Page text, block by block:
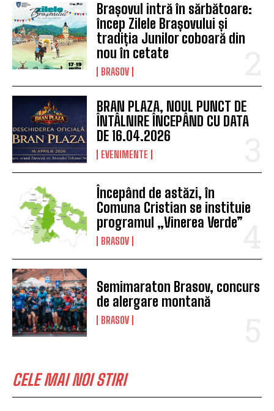
Brașovul intră în sărbătoare:
încep Zilele Brașovului și
tradiția Junilor coboară din
nou în cetate
BRASOV
BRAN PLAZA, NOUL PUNCT DE
ÎNTÂLNIRE ÎNCEPÂND CU DATA
DE 16.04.2026
EVENIMENTE
Începând de astăzi, în
Comuna Cristian se instituie
programul „Vinerea Verde”
BRASOV
Semimaraton Brasov, concurs
de alergare montană
BRASOV
CELE MAI NOI STIRI